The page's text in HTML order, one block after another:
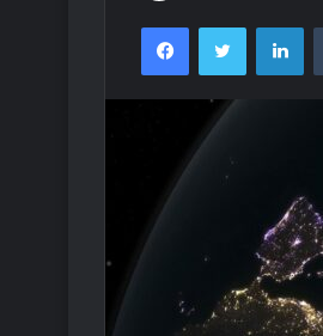
FacebookTwitter